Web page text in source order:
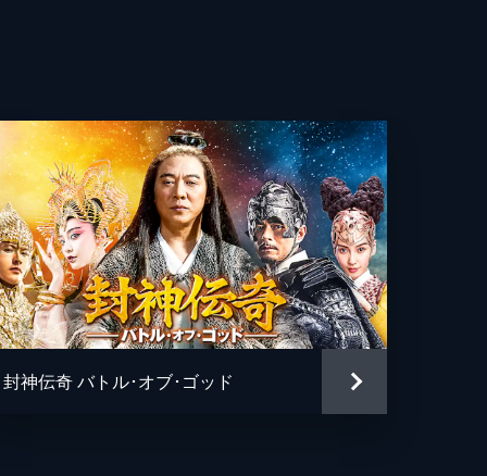
・マーク・ケイメン
・バデルト
ギャオ
・ベッソン
封神伝奇 バトル･オブ･ゴッド